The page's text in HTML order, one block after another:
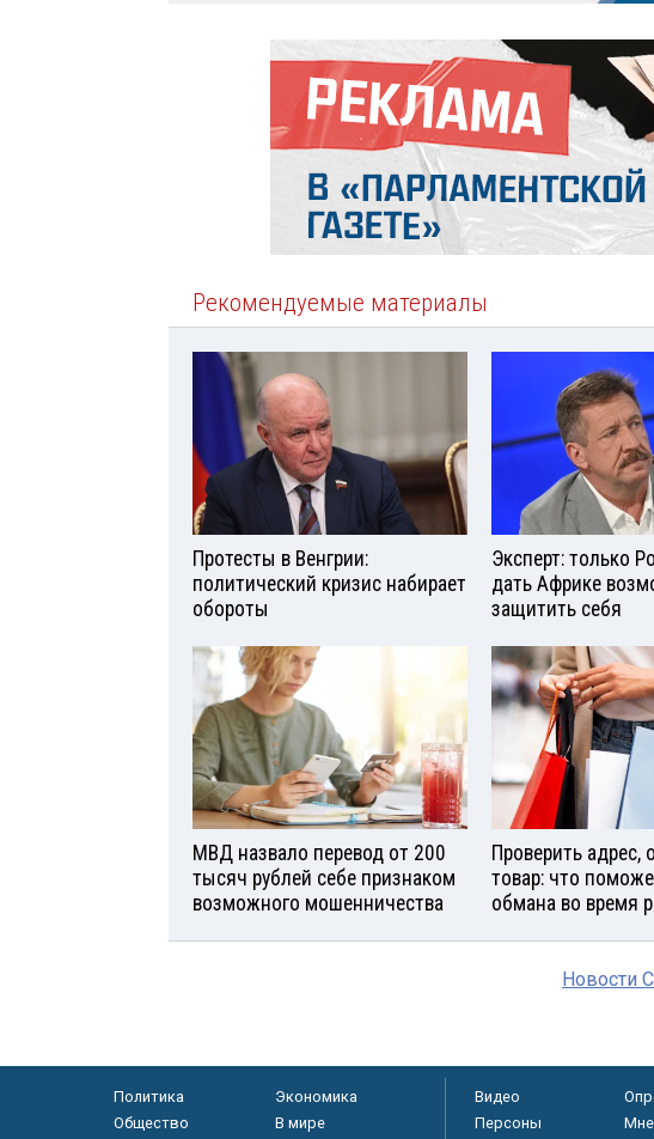
Рекомендуемые материалы
Протесты в Венгрии:
политический кризис набирает
обороты
Эксперт: только
дать Африке
защитить себя
МВД назвало перевод от 200
тысяч рублей себе признаком
возможного мошенничества
Проверить адрес,
товар: что
обмана во время
Новости
Политика
Экономика
Общество
В мире
Видео
Персоны